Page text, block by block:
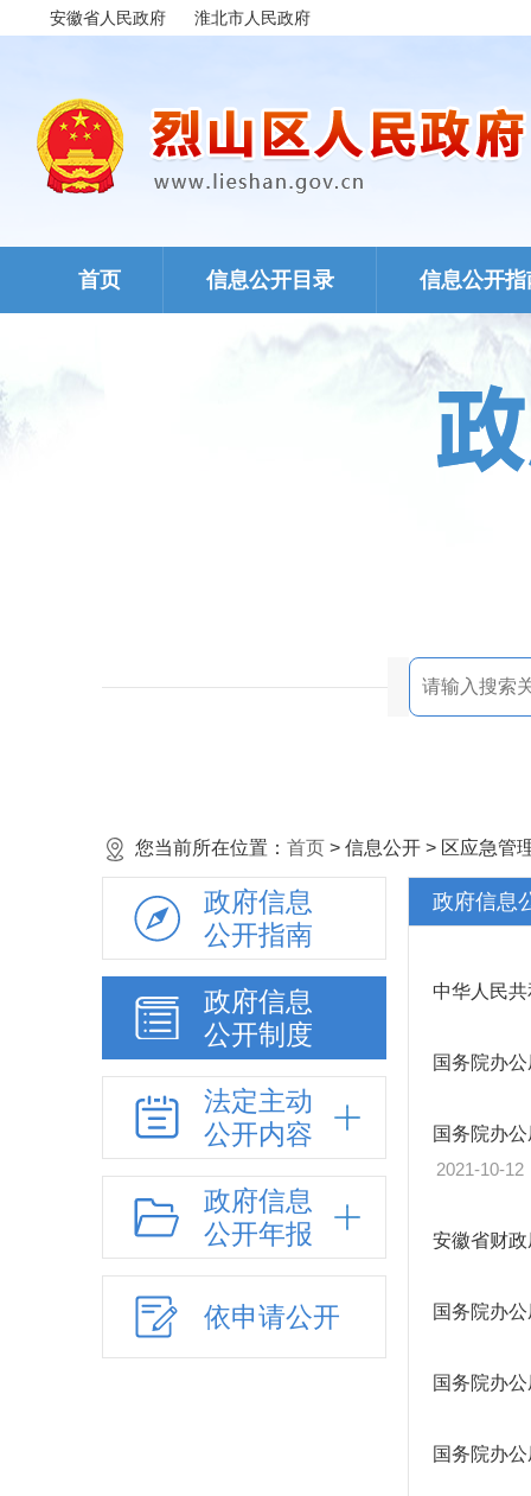
安徽省人民政府 淮北市人民政府
首页 信息公开目录 信息公开指
您当前所在位置： 首页 > 信息公开 > 区应急管
政府信息
公开指南
政府信息
公开制度
法定主动
公开内容
政府信息
公开年报
依申请公开
政府信息
中华人民
国务院办
国务院办
2021-10-12
安徽省财
国务院办
国务院办
国务院办